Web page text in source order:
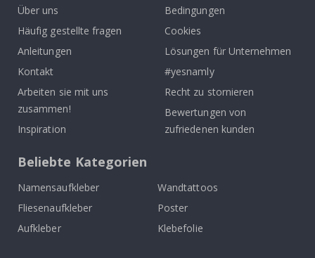
Über uns
Häufig gestellte fragen
Anleitungen
Kontakt
Arbeiten sie mit uns
zusammen!
Inspiration
Bedingungen
Cookies
Lösungen für Unternehmen
#yesnamly
Recht zu stornieren
Bewertungen von
zufriedenen kunden
Beliebte Kategorien
Namensaufkleber
Wandtattoos
Fliesenaufkleber
Poster
Aufkleber
Klebefolie